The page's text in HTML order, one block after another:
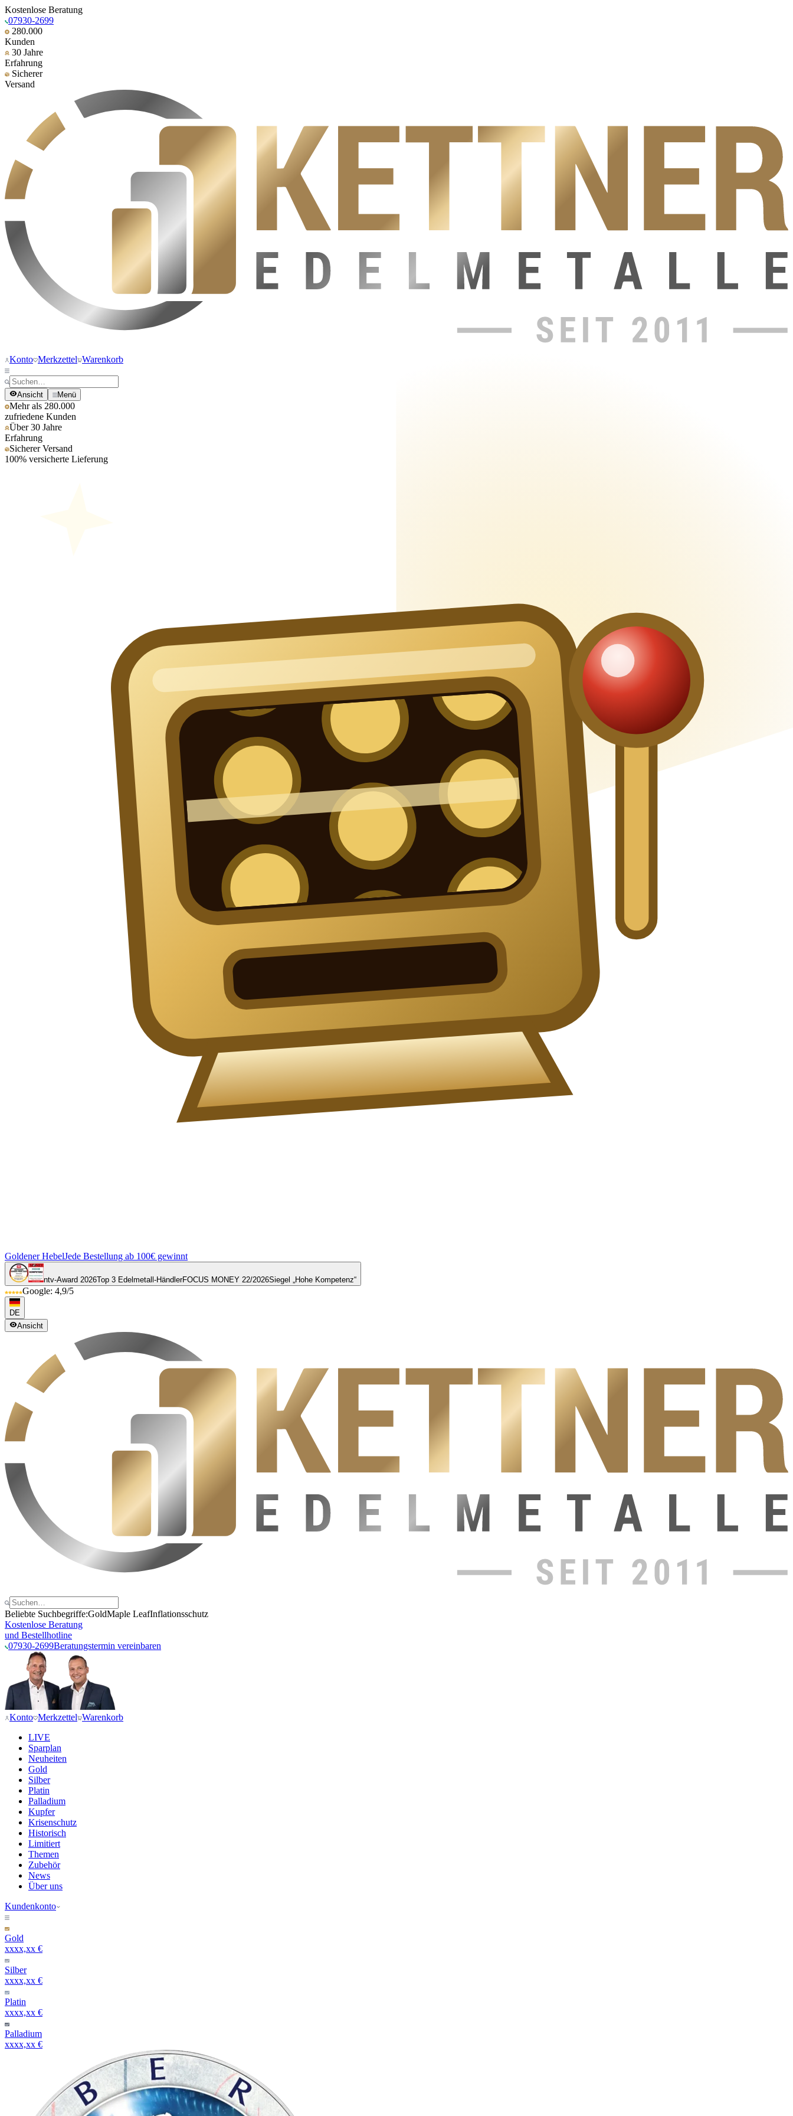
Kostenlose Beratung
07930-2699
280.000
Kunden
30 Jahre
Erfahrung
Sicherer
Versand
Konto Merkzettel Warenkorb
Ansicht Menü
Mehr als 280.000
zufriedene Kunden
Über 30 Jahre
Erfahrung
Sicherer Versand
100% versicherte Lieferung
Goldener HebelJede Bestellung ab 100€ gewinnt
ntv-Award 2026Top 3 Edelmetall-HändlerFOCUS MONEY 22/2026Siegel „Hohe Kompetenz“
Google: 4,9/5
DE
Ansicht
Beliebte Suchbegriffe:GoldMaple LeafInflationsschutz
Kostenlose Beratung
und Bestellhotline
07930-2699Beratungstermin vereinbaren
Konto Merkzettel Warenkorb
LIVE
Sparplan
Neuheiten
Gold
Silber
Platin
Palladium
Kupfer
Krisenschutz
Historisch
Limitiert
Themen
Zubehör
News
Über uns
Kundenkonto
Gold
xxxx,xx €
Silber
xxxx,xx €
Platin
xxxx,xx €
Palladium
xxxx,xx €